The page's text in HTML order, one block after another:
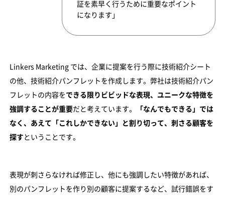
証を素早く行うために重要なポイント
になります」
Linkers Marketing では、企業に提案を行う際に技術紹介シート
の他、技術紹介パンフレットを作成します。弊社は技術紹介パン
フレットの内容を できる限りビビッドな表現、ユニークな特徴を
強調することが重要だと考えています。
「なんでもできる」では
なく、あえて「これしかできない」と割り切って、刺さる顧客を
探す ということです。
表現が刺さらなければ修正し、他にも強調したい特徴があれば、
別のパンフレットを作り別の顧客に提案するなど、試行錯誤をす